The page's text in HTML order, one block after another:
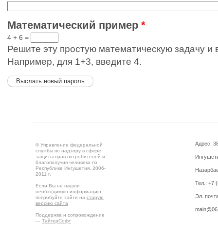
Математический пример *
4 + 6 =
Решите эту простую математическую задачу и
Например, для 1+3, введите 4.
© Управление федеральной
службы по надзору в сфере
защиты прав потребителей и
благополучия человека по
Республике Ингушетия, 2006-
2011 г.
Если Вы не нашли
необходимую информацию,
попробуйте зайти на старую
версию сайта
Поддержка и сопровождение
— ТайгерСофт
Адрес:
Тел.: +7
Эл.